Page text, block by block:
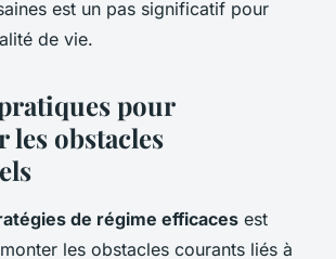
est un pas significatif pour
de vie.
pour
obstacles
de régime efficaces est
les obstacles courants liés à